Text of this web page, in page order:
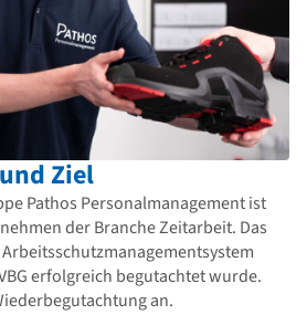
Ziel
Pathos Personalmanagement ist
der Branche Zeitarbeit. Das
erfolgreich begutachtet wurde.
an.